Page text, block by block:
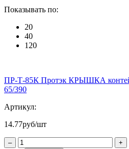
Показывать по:
20
40
120
ПР-Т-85К Протэк КРЫШКА
65/390
Артикул:
14.77руб/шт
–
+